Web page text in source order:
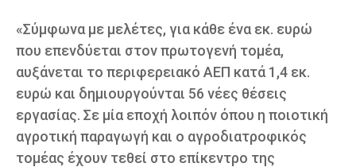
«Σύμφωνα με μελέτες, για κάθε ένα εκ. ευρώ
που επενδύεται στον πρωτογενή τομέα,
αυξάνεται το περιφερειακό ΑΕΠ κατά 1,4 εκ.
ευρώ και δημιουργούνται 56 νέες θέσεις
εργασίας. Σε μία εποχή λοιπόν όπου η ποιοτική
αγροτική παραγωγή και ο αγροδιατροφικός
τομέας έχουν τεθεί στο επίκεντρο της